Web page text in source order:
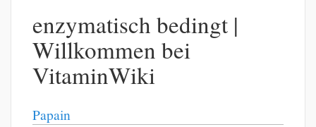
enzymatisch bedingt |
Willkommen bei
VitaminWiki
Papain